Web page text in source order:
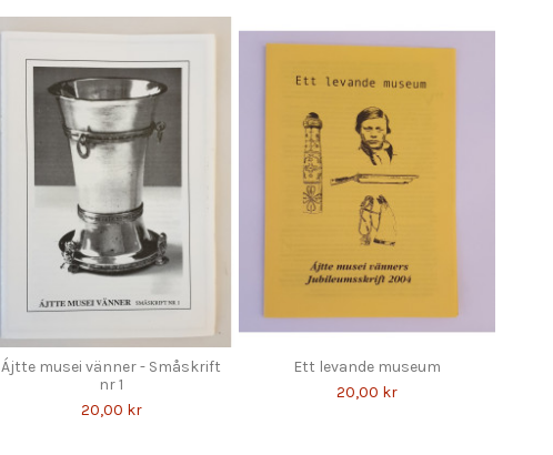
Ájtte musei vänner - Småskrift
nr 1
20,00 kr
Ett levande museum
20,00 kr